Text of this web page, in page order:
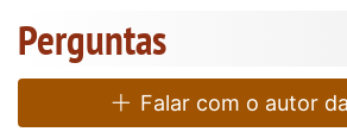
Perguntas
Falar com o autor